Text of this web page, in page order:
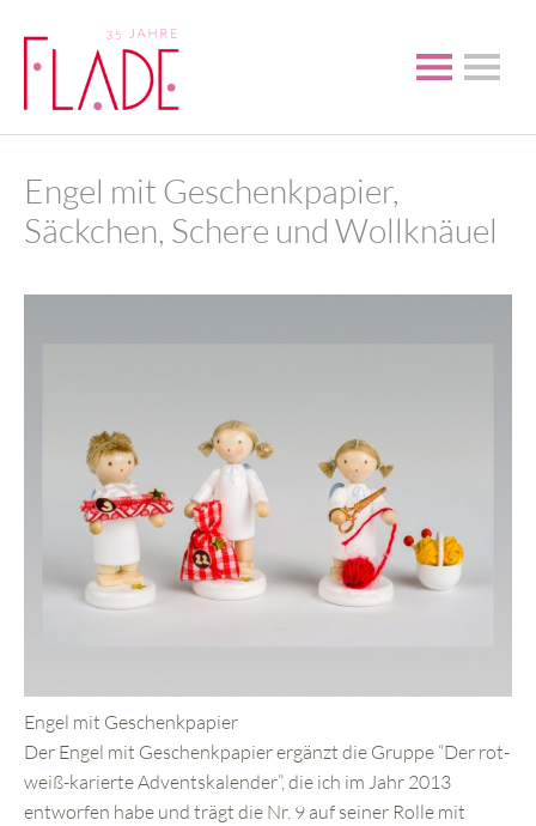
Engel mit Geschenkpapier,
Säckchen, Schere und Wollknäuel
Engel mit Geschenkpapier
Der Engel mit Geschenkpapier ergänzt die Gruppe “Der rot-
weiß-karierte Adventskalender”, die ich im Jahr 2013
entworfen habe und trägt die Nr. 9 auf seiner Rolle mit